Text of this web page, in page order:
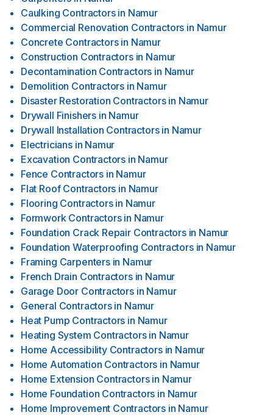
Caulking Contractors in Namur
Commercial Renovation Contractors in Namur
Concrete Contractors in Namur
Construction Contractors in Namur
Decontamination Contractors in Namur
Demolition Contractors in Namur
Disaster Restoration Contractors in Namur
Drywall Finishers in Namur
Drywall Installation Contractors in Namur
Electricians in Namur
Excavation Contractors in Namur
Fence Contractors in Namur
Flat Roof Contractors in Namur
Flooring Contractors in Namur
Formwork Contractors in Namur
Foundation Crack Repair Contractors in Namur
Foundation Waterproofing Contractors in Namur
Framing Carpenters in Namur
French Drain Contractors in Namur
Garage Door Contractors in Namur
General Contractors in Namur
Heat Pump Contractors in Namur
Heating System Contractors in Namur
Home Accessibility Contractors in Namur
Home Automation Contractors in Namur
Home Extension Contractors in Namur
Home Foundation Contractors in Namur
Home Improvement Contractors in Namur